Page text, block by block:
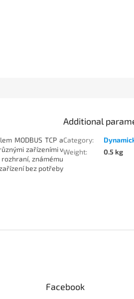
MODBUS TCP a
zařízeními v
známému
bez potřeby
Additional
Category:
Weight: 0.5 kg
Facebook